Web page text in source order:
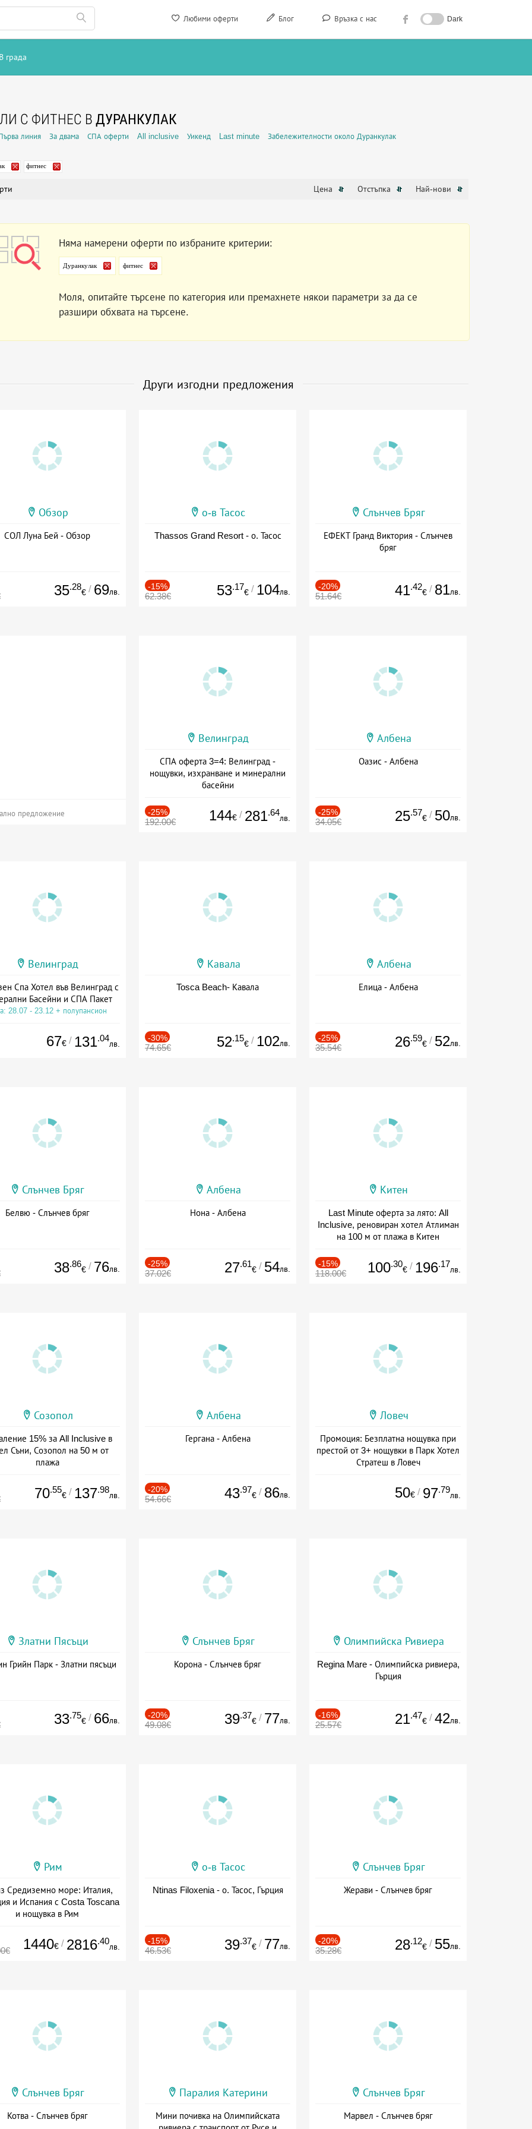
Любими оферти Блог Връзка с нас Dark
В града
С ФИТНЕС В ДУРАНКУЛАК
линия За двама СПА оферти All inclusive Уикенд Last minute Забележителности около Дуранкулак
фитнес
Цена Отстъпка Най-нови
Няма намерени оферти по избраните критерии:
Дуранкулак фитнес
Моля, опитайте търсене по категория или премахнете някои параметри за да се
разшири обхвата на търсене.
Други изгодни предложения
Обзор
СОЛ Луна Бей - Обзор
35.28
€ / 69лв.
о-в Тасос
Thassos Grand Resort - о. Тасос
-15%
62.38€ 53.17
€ / 104лв.
Слънчев Бряг
ЕФЕКТ Гранд Виктория - Слънчев
бряг
-20%
51.64€ 41.42
€ / 81лв.
предложение
Велинград
СПА оферта 3=4: Велинград -
нощувки, изхранване и минерални
басейни
-25%
192.00€ 144€ / 281.64
лв.
Албена
Оазис - Албена
-25%
34.05€ 25.57
€ / 50лв.
Велинград
Спа Хотел във Велинград с
Басейни и СПА Пакет
28.07 - 23.12 + полупансион
67€ / 131.04
лв.
Кавала
Tosca Beach- Кавала
-30%
74.65€ 52.15
€ / 102лв.
Албена
Елица - Албена
-25%
35.54€ 26.59
€ / 52лв.
Слънчев Бряг
Белвю - Слънчев бряг
38.86
€ / 76лв.
Албена
Нона - Албена
-25%
37.02€ 27.61
€ / 54лв.
Китен
Last Minute оферта за лято: All
Inclusive, реновиран хотел Атлиман
на 100 м от плажа в Китен
-15%
118.00€ 100.30
€ / 196.17
лв.
Созопол
15% за All Inclusive в
Съни, Созопол на 50 м от
плажа
70.55
€ / 137.98
лв.
Албена
Гергана - Албена
-20%
54.66€ 43.97
€ / 86лв.
Ловеч
Промоция: Безплатна нощувка при
престой от 3+ нощувки в Парк Хотел
Стратеш в Ловеч
50€ / 97.79
лв.
Златни Пясъци
Грийн Парк - Златни пясъци
33.75
€ / 66лв.
Слънчев Бряг
Корона - Слънчев бряг
-20%
49.08€ 39.37
€ / 77лв.
Олимпийска Ривиера
Regina Mare - Олимпийска ривиера,
Гърция
-16%
25.57€ 21.47
€ / 42лв.
Рим
Средиземно море: Италия,
и Испания с Costa Toscana
и нощувка в Рим
1440€ / 2816.40
лв.
о-в Тасос
Ntinas Filoxenia - о. Тасос, Гърция
-15%
46.53€ 39.37
€ / 77лв.
Слънчев Бряг
Жерави - Слънчев бряг
-20%
35.28€ 28.12
€ / 55лв.
Слънчев Бряг
Котва - Слънчев бряг
Паралия Катерини
Мини почивка на Олимпийската
Слънчев Бряг
Марвел - Слънчев бряг